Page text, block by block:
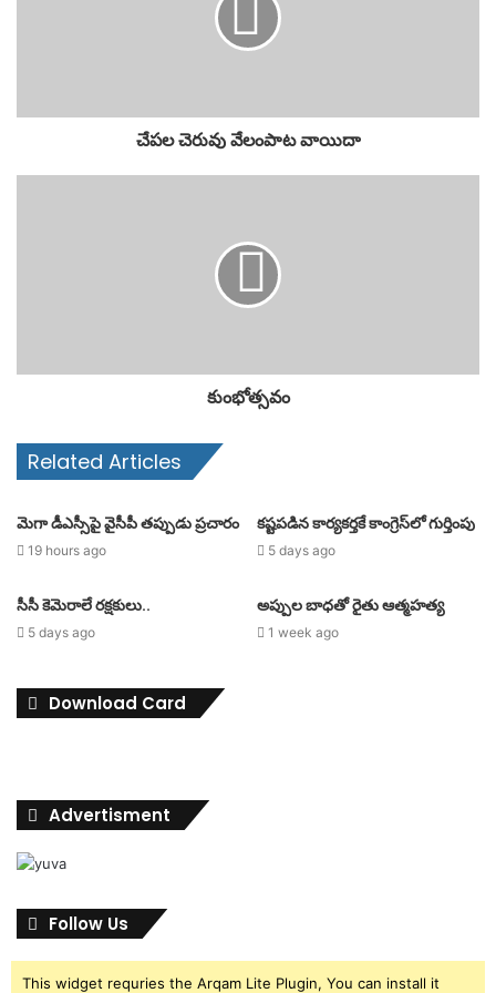
చేపల చెరువు వేలంపాట వాయిదా
కుంభోత్సవం
Related Articles
మెగా డీఎస్సీపై వైసీపీ తప్పుడు ప్రచారం
19 hours ago
కష్టపడిన కార్యకర్తకే కాంగ్రెస్‌లో గుర్తింపు
5 days ago
సీసీ కెమెరాలే రక్షకులు..
5 days ago
అప్పుల బాధతో రైతు ఆత్మహత్య
1 week ago
Download Card
Advertisment
Follow Us
This widget requries the Arqam Lite Plugin, You can install it